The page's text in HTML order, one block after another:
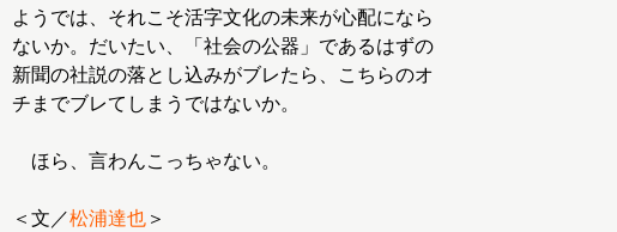
ようでは、それこそ活字文化の未来が心配になら
ないか。だいたい、「社会の公器」であるはずの
新聞の社説の落とし込みがブレたら、こちらのオ
チまでブレてしまうではないか。
ほら、言わんこっちゃない。
＜文／松浦達也 ＞